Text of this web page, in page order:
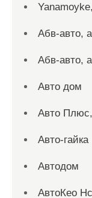
Абв-авто,
Абв-авто,
Авто дом
Авто
Авто-гайка
Автодом
АвтоКео